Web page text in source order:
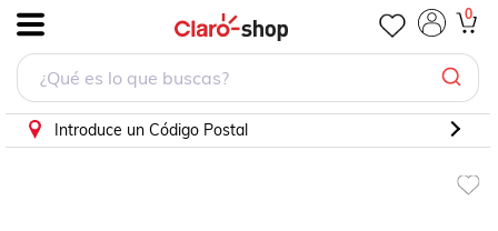
0
Introduce un Código Postal
Bujia Para Bmw 645Ci 2004 - 2006 (Denso)